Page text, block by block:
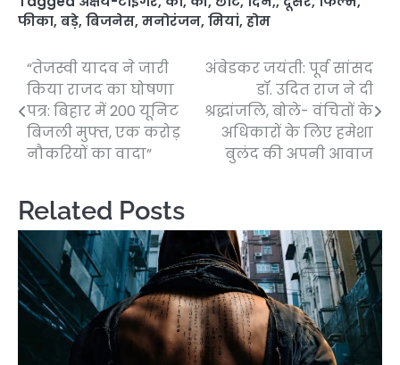
फीका, बड़े, बिजनेस, मनोरंजन, मियां, होम
Post
navigation
“तेजस्वी यादव ने जारी
किया राजद का घोषणा
पत्र: बिहार में 200 यूनिट
बिजली मुफ्त, एक करोड़
नौकरियों का वादा”
अंबेडकर जयंती: पूर्व सांसद
डॉ. उदित राज ने दी
श्रद्धांजलि, बोले- वंचितों के
अधिकारों के लिए हमेशा
बुलंद की अपनी आवाज
Related Posts